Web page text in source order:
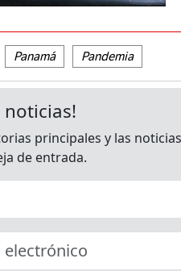
Panamá Pandemia